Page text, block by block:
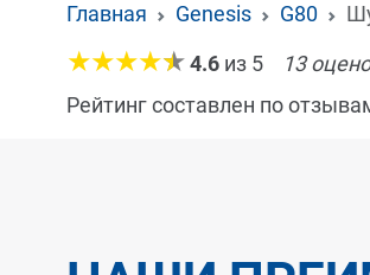
Главная Genesis G80
4.6 из 5 13
Рейтинг составлен по